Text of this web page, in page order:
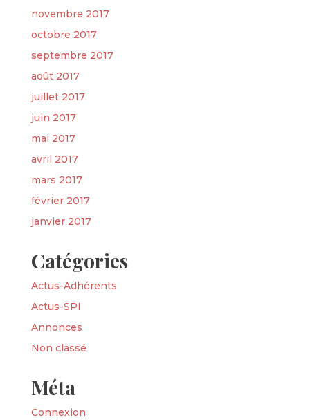
novembre 2017
octobre 2017
septembre 2017
août 2017
juillet 2017
juin 2017
mai 2017
avril 2017
mars 2017
février 2017
janvier 2017
Catégories
Actus-Adhérents
Actus-SPI
Annonces
Non classé
Méta
Connexion